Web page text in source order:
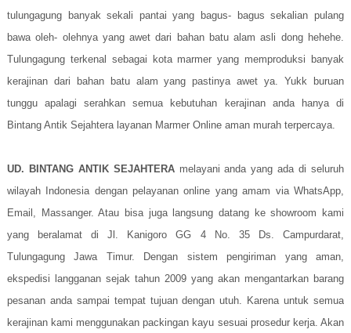
tulungagung banyak sekali pantai yang bagus- bagus sekalian pulang
bawa oleh- olehnya yang awet dari bahan batu alam asli dong hehehe.
Tulungagung terkenal sebagai kota marmer yang memproduksi banyak
kerajinan dari bahan batu alam yang pastinya awet ya. Yukk buruan
tunggu apalagi serahkan semua kebutuhan kerajinan anda hanya di
Bintang Antik Sejahtera layanan Marmer Online aman murah terpercaya.
UD. BINTANG ANTIK SEJAHTERA melayani anda yang ada di seluruh
wilayah Indonesia dengan pelayanan online yang amam via WhatsApp,
Email, Massanger. Atau bisa juga langsung datang ke showroom kami
yang beralamat di Jl. Kanigoro GG 4 No. 35 Ds. Campurdarat,
Tulungagung Jawa Timur. Dengan sistem pengiriman yang aman,
ekspedisi langganan sejak tahun 2009 yang akan mengantarkan barang
pesanan anda sampai tempat tujuan dengan utuh. Karena untuk semua
kerajinan kami menggunakan packingan kayu sesuai prosedur kerja. Akan